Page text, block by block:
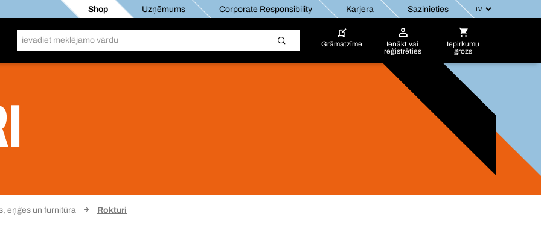
Shop Uzņēmums Corporate Responsibility Karjera Sazinieties
Grāmatzīme
Ienākt vai
reģistrēties
Iepirkumu
grozs
eņģes un furnitūra Rokturi